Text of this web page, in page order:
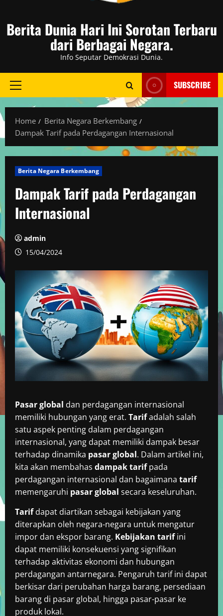
Berita Dunia Hari Ini Sorotan Terbaru
dari Berbagai Negara.
Info Seputar Demokrasi Dunia.
Primary
SUBSCRIBE
Home
Berita Negara Berkembang
Dampak Tarif pada Perdagangan Internasional
Berita Negara Berkembang
Dampak Tarif pada Perdagangan
Internasional
admin
15/04/2024
Pasar global dan perdagangan internasional
memiliki hubungan yang erat. Tarifadalah salah
satu aspek penting dalam perdagangan
internasional, yang dapat memiliki dampak besar
terhadap dinamika pasar global. Dalam artikel ini,
kita akan membahas dampak tarifpada
perdagangan internasional dan bagaimana tarif
memengaruhi pasar global secara keseluruhan.
Tarifdapat diartikan sebagai kebijakan yang
diterapkan oleh negara-negara untuk mengatur
impor dan ekspor barang. Kebijakan tarifini
dapat memiliki konsekuensi yang signifikan
terhadap aktivitas ekonomi dan hubungan
perdagangan antarnegara. Pengaruh tarif ini dapat
berkisar dari perubahan harga barang, persediaan
barang di pasar global, hingga pasar-pasar ke
produk lokal.